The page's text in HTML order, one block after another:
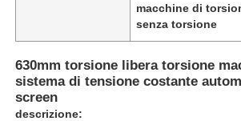
macchine di
senza torsione
630mm torsione libera torsione
sistema di tensione costante
screen
descrizione: